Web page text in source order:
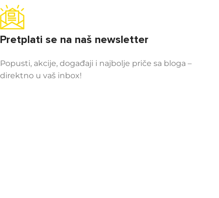
Pretplati se na naš newsletter
Popusti, akcije, događaji i najbolje priče sa bloga –
direktno u vaš inbox!